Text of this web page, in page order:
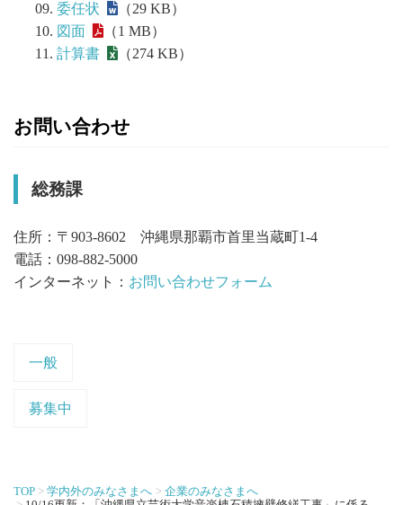
委任状
（29 KB）
図面
（1 MB）
計算書
（274 KB）
お問い合わせ
総務課
住所：〒903-8602 沖縄県那覇市首里当蔵町1-4
電話：098-882-5000
インターネット： お問い合わせフォーム
一般
募集中
TOP 学内外のみなさまへ
企業のみなさまへ